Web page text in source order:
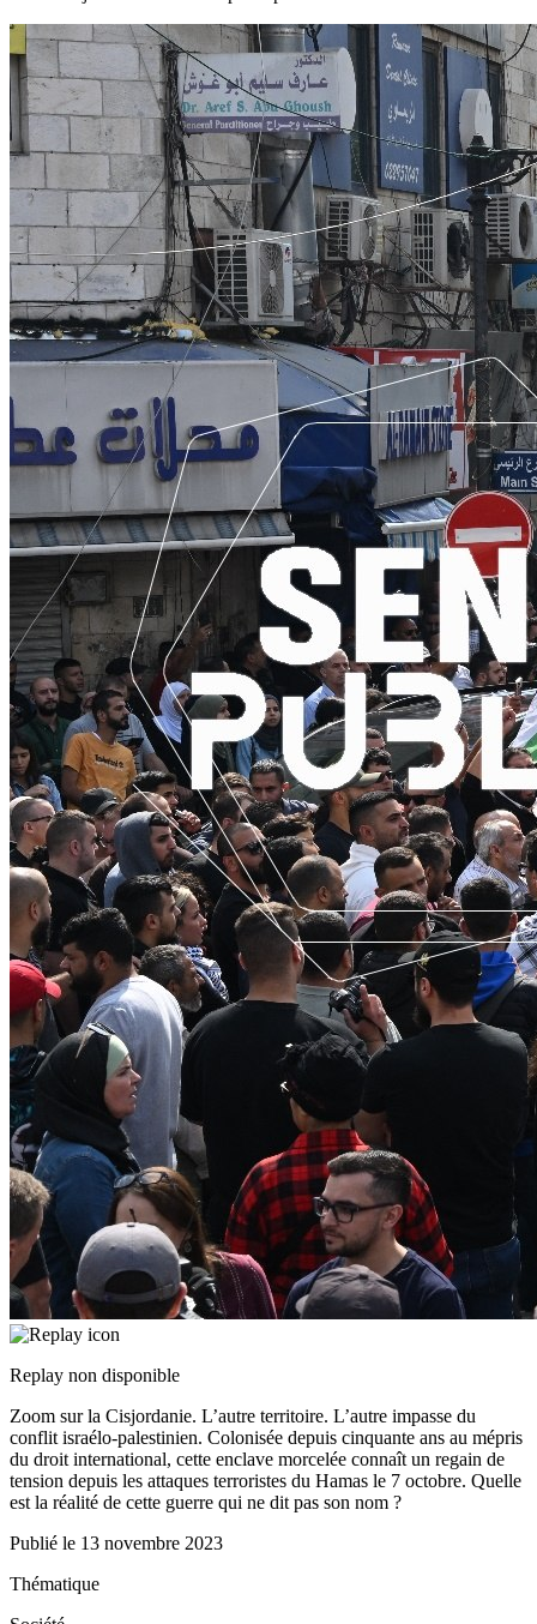
Replay non disponible
Zoom sur la Cisjordanie. L’autre territoire. L’autre impasse du
conflit israélo-palestinien. Colonisée depuis cinquante ans au mépris
du droit international, cette enclave morcelée connaît un regain de
tension depuis les attaques terroristes du Hamas le 7 octobre. Quelle
est la réalité de cette guerre qui ne dit pas son nom ?
Publié le 13 novembre 2023
Thématique